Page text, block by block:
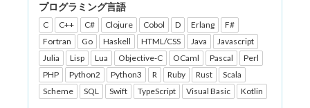
プログラミング言語
C C++ C# Clojure Cobol D Erlang
F#
Fortran
Go Haskell HTML/CSS Java
Javascript
Julia
Lisp Lua Objective-C OCaml Pascal
Perl
PHP
Python2 Python3 R Ruby Rust
Scala
Scheme
SQL Swift TypeScript Visual Basic Kotlin